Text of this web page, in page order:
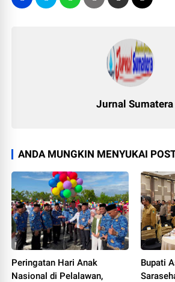
Jurnal Sumatera
ANDA MUNGKIN MENYUKAI
Peringatan Hari Anak
Nasional di Pelalawan,
Bupati